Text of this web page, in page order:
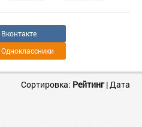
Вконтакте
Одноклассники
Сортировка: Рейтинг|Дата